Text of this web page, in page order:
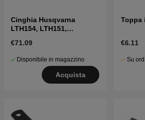
Cinghia Husqvarna
LTH154, LTH151,
LT2216A2
€71.09
Disponibile in magazzino
Acquista
Toppa
€6.11
Su